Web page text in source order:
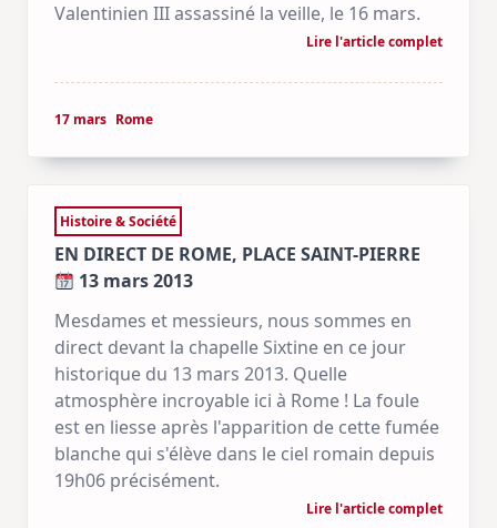
Valentinien III assassiné la veille, le 16 mars.
Lire l'article complet
17 mars Rome
Histoire & Société
EN DIRECT DE ROME, PLACE SAINT-PIERRE
13 mars 2013
Mesdames et messieurs, nous sommes en
direct devant la chapelle Sixtine en ce jour
historique du 13 mars 2013. Quelle
atmosphère incroyable ici à Rome ! La foule
est en liesse après l'apparition de cette fumée
blanche qui s'élève dans le ciel romain depuis
19h06 précisément.
Lire l'article complet